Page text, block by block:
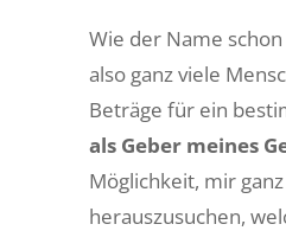
Wie der Name
also ganz viele
Beträge für ein
als Geber meines
Möglichkeit, mir
herauszusuchen,